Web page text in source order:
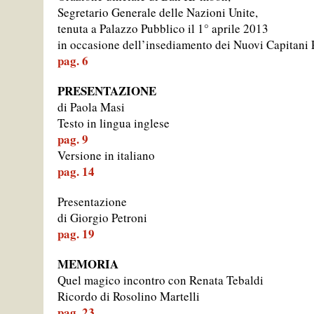
11 GIUGNO 2026 | IL PARADISO: CANTICA PER POCHI ELETTI
11 GIUGNO 2026 | I CUSTODI DELL’INFERNO – MESE
11 GIUGNO 2026 | IL TEMPO DELLA DIMENSIONE UMANA,
11 GIUGNO 2026 | MOSTRA “ANIME PRAVE” – VISITA CON
16 MAGGIO 2023 RINVIATA LA CONFERENZA DEL PROF. GOBBI
Segretario Generale delle Nazioni Unite,
tenuta a Palazzo Pubblico il 1° aprile 2013
in occasione dell’insediamento dei Nuovi Capitani
pag. 6
PRESENTAZIONE
di Paola Masi
Testo in lingua inglese
pag. 9
Versione in italiano
pag. 14
Presentazione
di Giorgio Petroni
pag. 19
MEMORIA
Quel magico incontro con Renata Tebaldi
Ricordo di Rosolino Martelli